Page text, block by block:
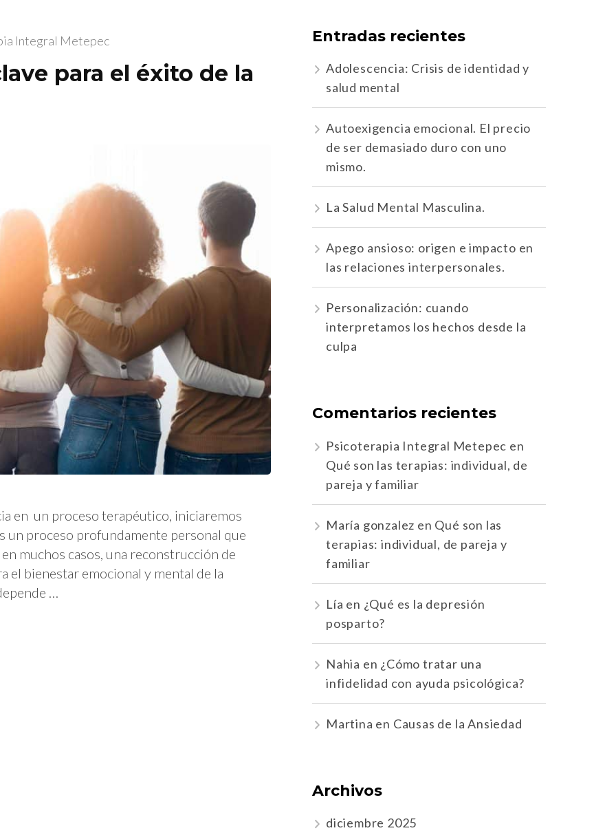
Integral Metepec
para el éxito de la
en un proceso terapéutico, iniciaremos
un proceso profundamente personal que
muchos casos, una reconstrucción de
el bienestar emocional y mental de la
…
Entradas recientes
Adolescencia: Crisis de identidad y
salud mental
Autoexigencia emocional. El precio
de ser demasiado duro con uno
mismo.
La Salud Mental Masculina.
Apego ansioso: origen e impacto en
las relaciones interpersonales.
Personalización: cuando
interpretamos los hechos desde la
culpa
Comentarios recientes
Psicoterapia Integral Metepec en
Qué son las terapias: individual, de
pareja y familiar
María gonzalez en Qué son las
terapias: individual, de pareja y
familiar
Lía en ¿Qué es la depresión
posparto?
Nahia en ¿Cómo tratar una
infidelidad con ayuda psicológica?
Martina en Causas de la Ansiedad
Archivos
diciembre 2025